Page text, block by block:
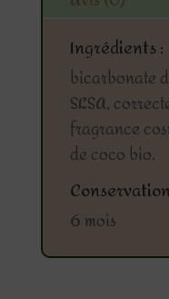
Ingrédients :
bicarbonate
SLSA,
fragrance
de coco bio.
6 mois